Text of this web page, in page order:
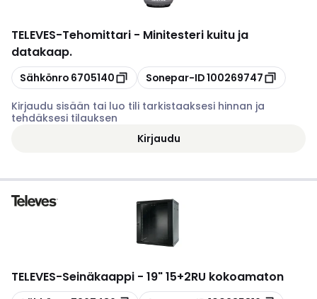
TELEVES-Tehomittari - Minitesteri kuitu ja
datakaap.
Kopioi
Sähkönro 6705140 Kopioi
Sonepar-ID100269747
Kirjaudu sisään tai luo tili tarkistaaksesi hinnan ja
tehdäksesi tilauksen
Kirjaudu
TELEVES-Seinäkaappi - 19" 15+2RU kokoamaton